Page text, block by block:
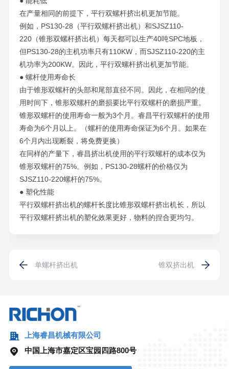
在产量相同的前提下，平行双螺杆挤出机更加节能。
例如，PS130-28（平行双螺杆挤出机）和SJSZ110-
220（锥形双螺杆挤出机）每天都可以生产40吨SPC地板，
但PS130-28的主机功率只有110KW，而SJSZ110-220的主
机功率为200KW。因此，平行双螺杆挤出机更加节能。
● 螺杆使用寿命长
由于锥形双螺杆的头部和尾部直径不同。因此，在相同的使
用时间下，锥形双螺杆的磨损要比平行双螺杆的磨损严重。
锥形双螺杆的使用寿命一般为3个月。睿昌平行双螺杆的使用
寿命为6个月以上。（螺杆的使用寿命保证为6个月。如果在
6个月内出现断裂，将免费更换）
在同样的产量下，睿昌挤出机使用的平行双螺杆的成本仅为
锥形双螺杆的75%。例如，PS130-28螺杆的价格仅为
SJSZ110-220螺杆的75%。
● 塑化性能
平行双螺杆挤出机的螺杆长度比锥形双螺杆挤出机长，所以
平行双螺杆挤出机的塑化效果更好，物料的捏合更均匀。
单螺杆挤出机 锥双挤出机
上海睿昌机械有限公司
中国上海市嘉定区宝园四路800号